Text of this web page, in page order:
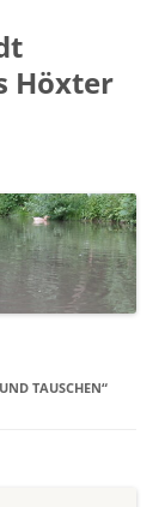
Höxter
TAUSCHEN“